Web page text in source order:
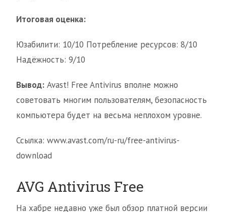
Итоговая оценка:
Юзабилити: 10/10 Потребление ресурсов: 8/10
Надёжность: 9/10
Вывод: Avast! Free Antivirus вполне можно
советовать многим пользователям, безопасность
компьютера будет на весьма неплохом уровне.
Ссылка: www.avast.com/ru-ru/free-antivirus-
download
AVG Antivirus Free
На хабре недавно уже был обзор платной версии